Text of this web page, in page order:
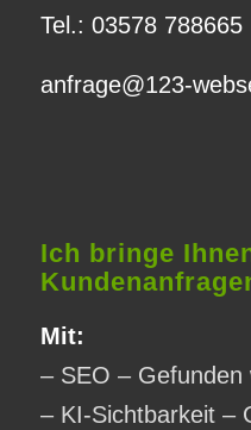
Tel.: 03578 788665
anfrage@123-
Ich bringe
Mit:
– SEO – Gefunden
– KI-Sichtbarkeit –